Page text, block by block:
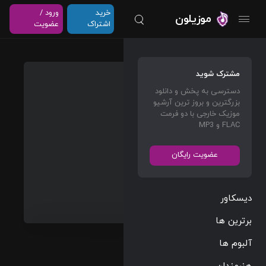
موزیلون
خرید
اشتراک
ورود /
عضویت
مشترک شوید
دسترسی به پخش و دانلود
بزرگترین و بروز ترین آرشیو
موزیک خارجی با دو فرمت
FLAC و MP3
عضویت رایگان
دیسکاور
برترین ها
آلبوم ها
Early
Mornin
g Fog
Jacob
Shea&
Jasha
Film Scores
Films/Games
133 BPM